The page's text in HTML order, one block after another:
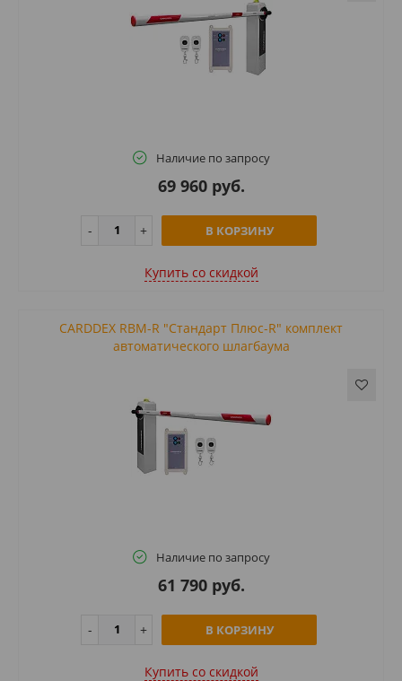
Наличие по запросу
69 960 руб.
В КОРЗИНУ
Купить cо скидкой
CARDDEX RBM-R "Стандарт Плюс-R" комплект
автоматического шлагбаума
Наличие по запросу
61 790 руб.
В КОРЗИНУ
Купить cо скидкой